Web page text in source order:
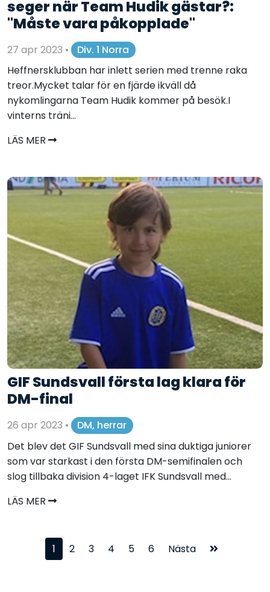
seger när Team Hudik gästar?:
"Måste vara påkopplade"
27 apr 2023 •
Div. 1 Norra
Heffnersklubban har inlett serien med trenne raka
treor.Mycket talar för en fjärde ikväll då
nykomlingarna Team Hudik kommer på besök.I
vinterns träni...
LÄS MER
GIF Sundsvall första lag klara för
DM-final
26 apr 2023 •
DM, herrar
Det blev det GIF Sundsvall med sina duktiga juniorer
som var starkast i den första DM-semifinalen och
slog tillbaka division 4-laget IFK Sundsvall med...
LÄS MER
1 2 3 4 5 6 Nästa